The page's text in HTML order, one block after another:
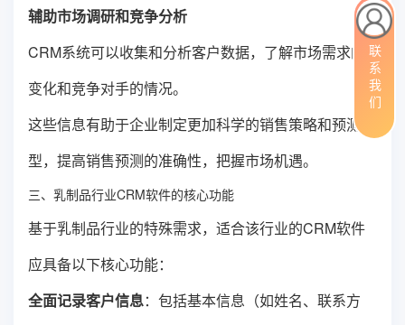
辅助市场调研和竞争分析
CRM系统可以收集和分析客户数据，了解市场需求的
变化和竞争对手的情况。
这些信息有助于企业制定更加科学的销售策略和预测模
型，提高销售预测的准确性，把握市场机遇。
三、乳制品行业CRM软件的核心功能
基于乳制品行业的特殊需求，适合该行业的CRM软件
应具备以下核心功能：
全面记录客户信息：包括基本信息（如姓名、联系方
联系我们